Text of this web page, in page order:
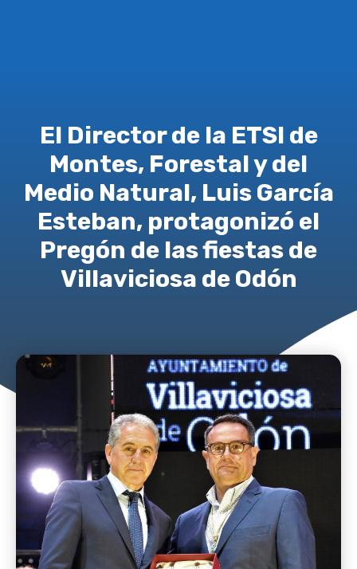
El Director de la ETSI de
Montes, Forestal y del
Medio Natural, Luis García
Esteban, protagonizó el
Pregón de las fiestas de
Villaviciosa de Odón